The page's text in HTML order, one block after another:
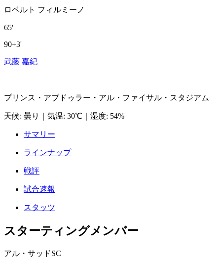
ロベルト フィルミーノ
65'
90+3'
武藤 嘉紀
プリンス・アブドゥラー・アル・ファイサル・スタジアム
天候: 曇り 気温: 30℃ 湿度: 54%
サマリー
ラインナップ
戦評
試合速報
スタッツ
スターティングメンバー
アル・サッドSC